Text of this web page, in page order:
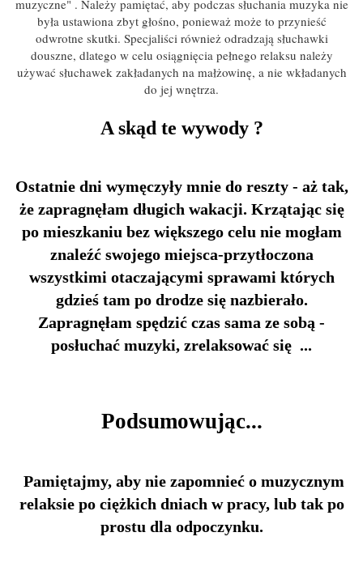
muzyczne" . Należy pamiętać, aby podczas słuchania muzyka nie
była ustawiona zbyt głośno, ponieważ może to przynieść
odwrotne skutki. Specjaliści również odradzają słuchawki
douszne, dlatego w celu osiągnięcia pełnego relaksu należy
używać słuchawek zakładanych na małżowinę, a nie wkładanych
do jej wnętrza.
A skąd te wywody ?
Ostatnie dni wymęczyły mnie do reszty - aż tak,
że zapragnęłam długich wakacji. Krzątając się
po mieszkaniu bez większego celu nie mogłam
znaleźć swojego miejsca-przytłoczona
wszystkimi otaczającymi sprawami których
gdzieś tam po drodze się nazbierało.
Zapragnęłam spędzić czas sama ze sobą -
posłuchać muzyki, zrelaksować się ...
Podsumowując...
Pamiętajmy, aby nie zapomnieć o muzycznym
relaksie po ciężkich dniach w pracy, lub tak po
prostu dla odpoczynku.